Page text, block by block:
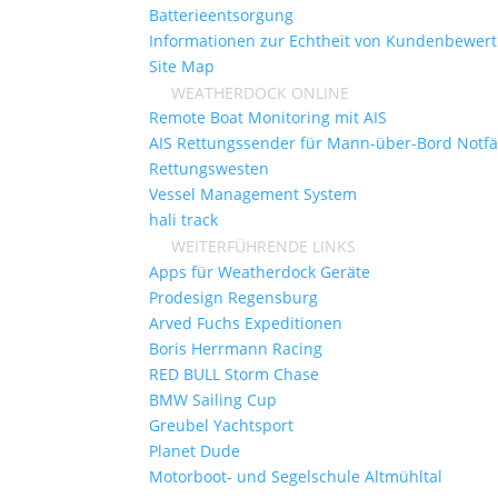
Batterieentsorgung
Informationen zur Echtheit von
Site Map
WEATHERDOCK ONLINE
Remote Boat Monitoring mit AIS
AIS Rettungssender für Mann-über-Bord
Rettungswesten
Vessel Management System
hali track
WEITERFÜHRENDE LINKS
Apps für Weatherdock Geräte
Prodesign Regensburg
Arved Fuchs Expeditionen
Boris Herrmann Racing
RED BULL Storm Chase
BMW Sailing Cup
Greubel Yachtsport
Planet Dude
Motorboot- und Segelschule Altmühltal